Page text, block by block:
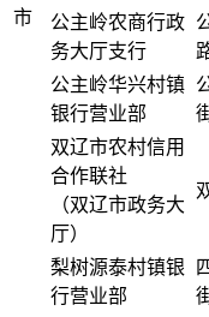
市
公主岭农商行政
务大厅支行
公主岭华兴村镇
银行营业部
双辽市农村信用
合作联社
（双辽市政务大
厅）
梨树源泰村镇银
行营业部